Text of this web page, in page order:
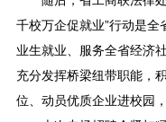
千校万企促就业”行动是
业生就业、服务全省经济
充分发挥桥梁纽带职能，
位、动员优质企业进校园